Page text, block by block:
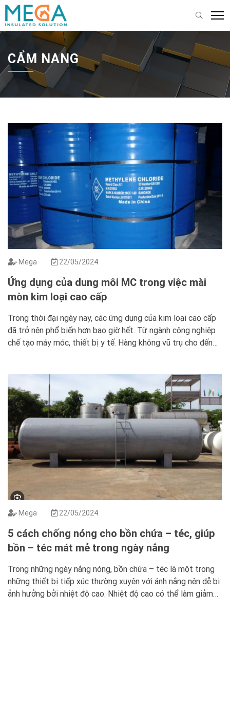
CẨM NANG
Mega 22/05/2024
Ứng dụng của dung môi MC trong việc mài
mòn kim loại cao cấp
Trong thời đại ngày nay, các ứng dụng của kim loại cao cấp
đã trở nên phổ biến hơn bao giờ hết. Từ ngành công nghiệp
chế tạo máy móc, thiết bị y tế. Hàng không vũ trụ cho đến
Mega 22/05/2024
5 cách chống nóng cho bồn chứa – téc, giúp
bồn – téc mát mẻ trong ngày nắng
Trong những ngày nắng nóng, bồn chứa – téc là một trong
những thiết bị tiếp xúc thường xuyên với ánh nắng nên dễ bị
ảnh hưởng bởi nhiệt độ cao. Nhiệt độ cao có thể làm giảm